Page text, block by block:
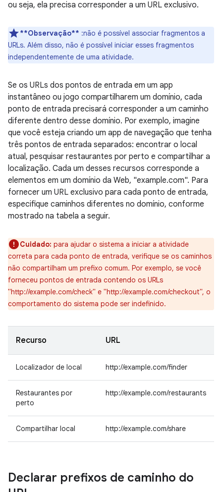
ou seja, ela precisa corresponder a um URL exclusivo.
**Observação** :não é possível associar fragmentos a
URLs. Além disso, não é possível iniciar esses fragmentos
independentemente de uma atividade.
Se os URLs dos pontos de entrada em um app
instantâneo ou jogo compartilharem um domínio, cada
ponto de entrada precisará corresponder a um caminho
diferente dentro desse domínio. Por exemplo, imagine
que você esteja criando um app de navegação que tenha
três pontos de entrada separados: encontrar o local
atual, pesquisar restaurantes por perto e compartilhar a
localização. Cada um desses recursos corresponde a
elementos em um domínio da Web, "example.com". Para
fornecer um URL exclusivo para cada ponto de entrada,
especifique caminhos diferentes no domínio, conforme
mostrado na tabela a seguir.
Cuidado: para ajudar o sistema a iniciar a atividade
correta para cada ponto de entrada, verifique se os caminhos
não compartilham um prefixo comum. Por exemplo, se você
forneceu pontos de entrada contendo os URLs
"http://example.com/check" e "http://example.com/checkout", o
comportamento do sistema pode ser indefinido.
Recurso URL
Localizador de local http://example.com/finder
Restaurantes por
perto
http://example.com/restaurants
Compartilhar local http://example.com/share
Declarar prefixos de caminho do